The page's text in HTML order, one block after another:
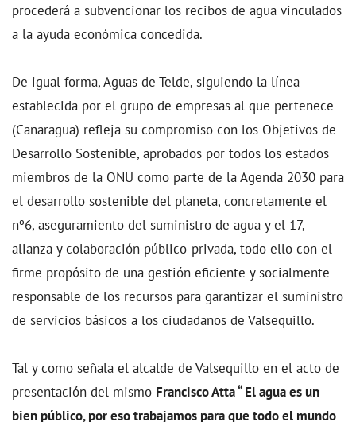
procederá a subvencionar los recibos de agua vinculados
a la ayuda económica concedida.
De igual forma, Aguas de Telde, siguiendo la línea
establecida por el grupo de empresas al que pertenece
(Canaragua) refleja su compromiso con los Objetivos de
Desarrollo Sostenible, aprobados por todos los estados
miembros de la ONU como parte de la Agenda 2030 para
el desarrollo sostenible del planeta, concretamente el
nº6, aseguramiento del suministro de agua y el 17,
alianza y colaboración público-privada, todo ello con el
firme propósito de una gestión eficiente y socialmente
responsable de los recursos para garantizar el suministro
de servicios básicos a los ciudadanos de Valsequillo.
Tal y como señala el alcalde de Valsequillo en el acto de
presentación del mismo Francisco Atta “ El agua es un
bien público, por eso trabajamos para que todo el mundo